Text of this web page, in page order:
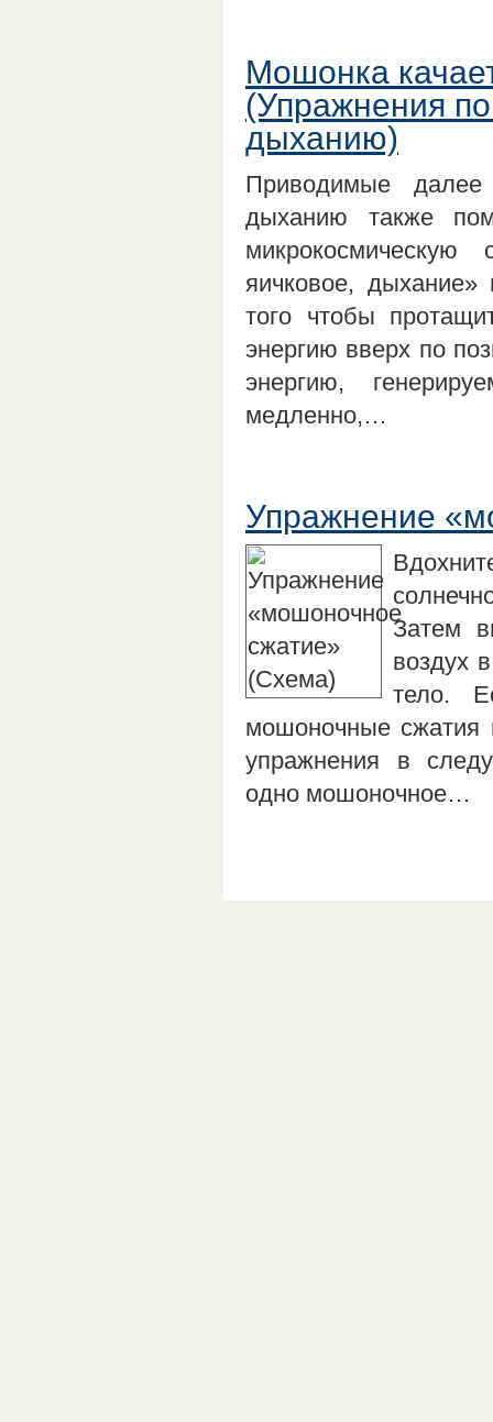
Мошонка
(Упражнения
дыханию)
Приводимые далее
дыханию также
яичковое,
того чтобы
энергию вверх по
энергию,
медленно,…
Упражнение
Затем
воздух
тело.
мошоночные сжатия
упражнения в
одно мошоночное…